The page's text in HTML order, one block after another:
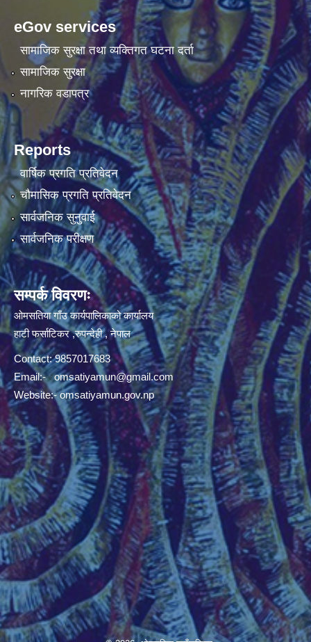
eGov services
सामाजिक सुरक्षा तथा व्यक्तिगत घटना दर्ता
सामाजिक सुरक्षा
नागरिक वडापत्र
Reports
वार्षिक प्रगति प्रतिवेदन
चौमासिक प्रगति प्रतिवेदन
सार्वजनिक सुनुवाई
सार्वजनिक परीक्षण
सम्पर्क विवरणः
ओमसतिया गाँउ कार्यपालिकाको कार्यालय
हाटी फर्साटिकर ,रुपन्देही , नेपाल
Contact: 9857017683
Email:-omsatiyamun@gmail.com
Website:- omsatiyamun.gov.np